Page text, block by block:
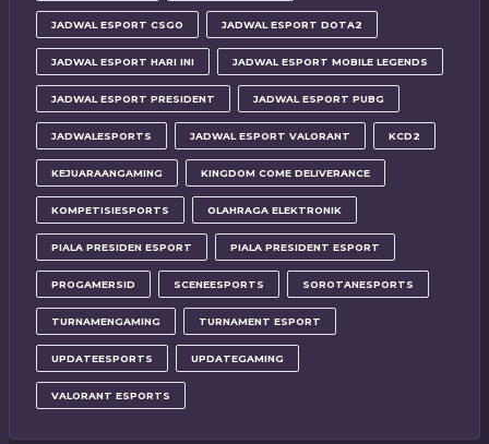
JADWAL ESPORT CSGO JADWAL ESPORT DOTA2
JADWAL ESPORT HARI INI JADWAL ESPORT MOBILE LEGENDS
JADWAL ESPORT PRESIDENT JADWAL ESPORT PUBG
JADWALESPORTS JADWAL ESPORT VALORANT KCD2
KEJUARAANGAMING KINGDOM COME DELIVERANCE
KOMPETISIESPORTS OLAHRAGA ELEKTRONIK
PIALA PRESIDEN ESPORT PIALA PRESIDENT ESPORT
PROGAMERSID SCENEESPORTS SOROTANESPORTS
TURNAMENGAMING TURNAMENT ESPORT
UPDATEESPORTS UPDATEGAMING
VALORANT ESPORTS